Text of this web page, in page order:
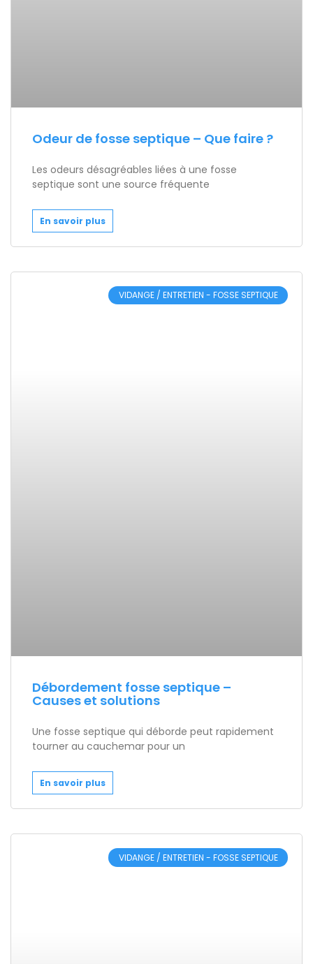
Odeur de fosse septique – Que faire ?
Les odeurs désagréables liées à une fosse
septique sont une source fréquente
En savoir plus
VIDANGE / ENTRETIEN - FOSSE SEPTIQUE
Débordement fosse septique –
Causes et solutions
Une fosse septique qui déborde peut rapidement
tourner au cauchemar pour un
En savoir plus
VIDANGE / ENTRETIEN - FOSSE SEPTIQUE